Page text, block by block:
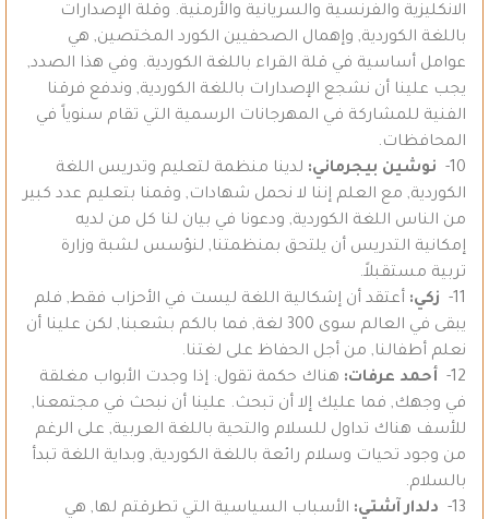
الانكليزية والفرنسية والسريانية والأرمنية. وقلة الإصدارات
باللغة الكوردية, وإهمال الصحفيين الكورد المختصين, هي
عوامل أساسية في قلة القراء باللغة الكوردية. وفي هذا الصدد,
يجب علينا أن نشجع الإصدارات باللغة الكوردية, وندفع فرقنا
الفنية للمشاركة في المهرجانات الرسمية التي تقام سنوياً في
المحافظات.
10-
نوشين بيجرماني: لدينا منظمة لتعليم وتدريس اللغة
الكوردية, مع العلم إننا لا نحمل شهادات, وقمنا بتعليم عدد كبير
من الناس اللغة الكوردية, ودعونا في بيان لنا كل من لديه
إمكانية التدريس أن يلتحق بمنظمتنا, لنؤسس لشبة وزارة
تربية مستقبلاً.
11-
زكي: أعتقد أن إشكالية اللغة ليست في الأحزاب فقط, فلم
يبقى في العالم سوى 300 لغة, فما بالكم بشعبنا, لكن علينا أن
نعلم أطفالنا, من أجل الحفاظ على لغتنا.
12-
أحمد عرفات: هناك حكمة تقول: إذا وجدت الأبواب مغلقة
في وجهك, فما عليك إلا أن تبحث. علينا أن نبحث في مجتمعنا,
للأسف هناك تداول للسلام والتحية باللغة العربية, على الرغم
من وجود تحيات وسلام رائعة باللغة الكوردية, وبداية اللغة تبدأ
بالسلام.
13-
دلدار آشتي: الأسباب السياسية التي تطرقتم لها, هي